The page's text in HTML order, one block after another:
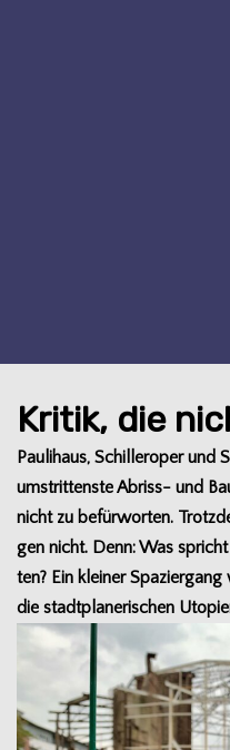
Kritik, die
Pau­li­haus, Schil­ler­oper und
umstrit­tenste Abriss- und
nicht zu befür­wor­ten.
gen nicht. Denn: Was
ten? Ein klei­ner
die stadt­pla­ne­ri­schen